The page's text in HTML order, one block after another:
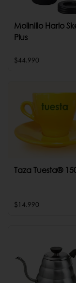
Molinillo Hario
Plus
$44.990
Taza Tuesta®
$14.990